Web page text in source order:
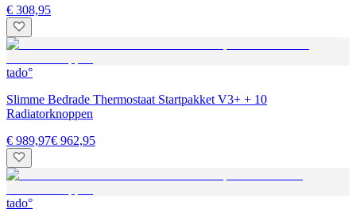
€ 308,95
tado°
Slimme Bedrade Thermostaat Startpakket V3+ + 10
Radiatorknoppen
€ 989,97€ 962,95
tado°